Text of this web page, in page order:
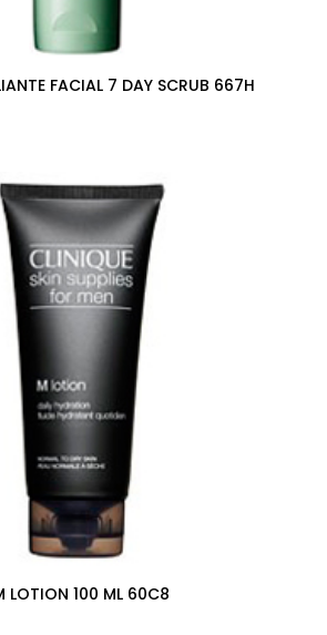
FACIAL 7 DAY SCRUB 667H
LOTION 100 ML 60C8